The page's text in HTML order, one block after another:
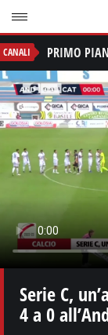
CANALI PRIMO
Serie C,
4 a 0